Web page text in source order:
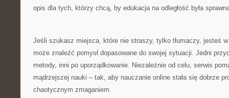
opis dla tych, którzy chcą, by edukacja na odległość była
Jeśli szukasz miejsca, które nie straszy, tylko tłumaczy, jesteś
może znaleźć pomysł dopasowane do swojej sytuacji. Jedni
metody, inni po uporządkowanie. Niezależnie od celu, serwis
mądrzejszej nauki – tak, aby nauczanie online stała się dobrze
chaotycznym zmaganiem.